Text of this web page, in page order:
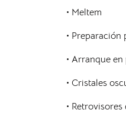
• Meltem
•
• Arranque
• Cristales
•